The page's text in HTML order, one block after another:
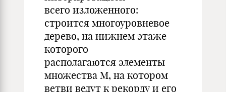
всего изложенного:
строится многоуровневое
дерево, на нижнем этаже
которого
располагаются элементы
множества M, на котором
ветви ведут к рекорду и его